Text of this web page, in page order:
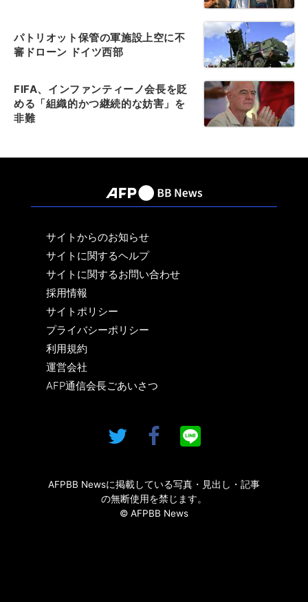
パトリオット保管の軍施設上空に不
審ドローン ドイツ西部
FIFA、インファンティーノ会長を貶
める「組織的かつ継続的な妨害」を
非難
サイトからのお知らせ
サイトに関するヘルプ
サイトに関するお問い合わせ
採用情報
サイトポリシー
プライバシーポリシー
利用規約
運営会社
AFP通信会長ごあいさつ
AFPBB Newsに掲載している写真・見出し・記事
の無断使用を禁じます。
© AFPBB News